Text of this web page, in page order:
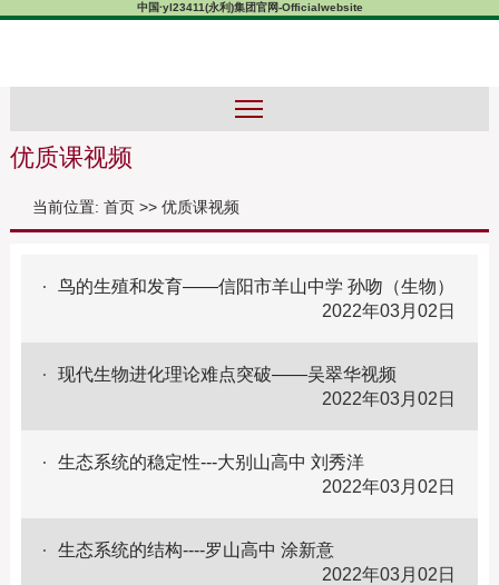
中国·yl23411(永利)集团官网-Officialwebsite
优质课视频
当前位置: 首页>> 优质课视频
鸟的生殖和发育——信阳市羊山中学 孙吻（生物）
2022年03月02日
现代生物进化理论难点突破——吴翠华视频
2022年03月02日
生态系统的稳定性---大别山高中 刘秀洋
2022年03月02日
生态系统的结构----罗山高中 涂新意
2022年03月02日